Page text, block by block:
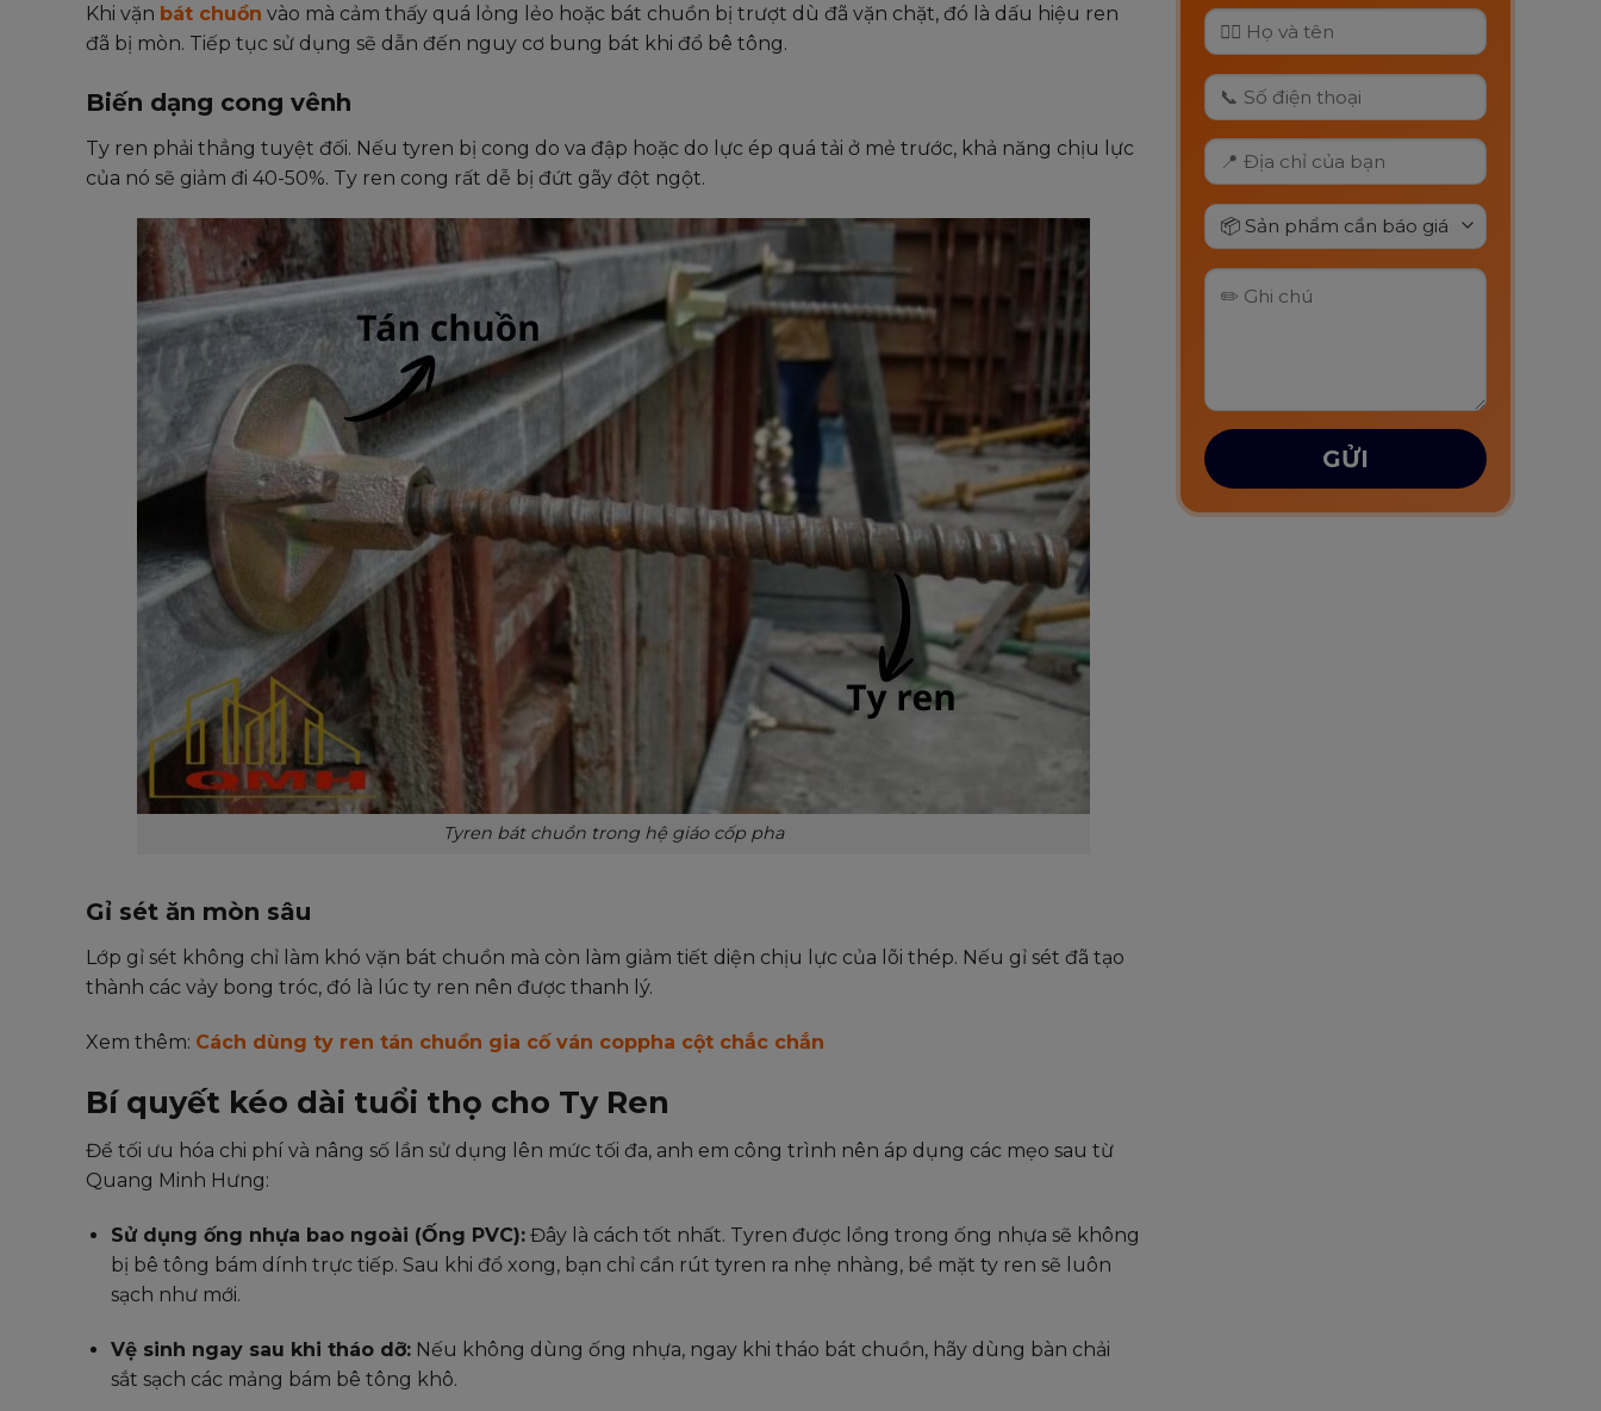
Khi vặn bát chuồn vào mà cảm thấy quá lỏng lẻo hoặc bát chuồn bị trượt dù đã vặn chặt, đó là dấu hiệu ren
đã bị mòn. Tiếp tục sử dụng sẽ dẫn đến nguy cơ bung bát khi đổ bê tông.
Biến dạng cong vênh
Ty ren phải thẳng tuyệt đối. Nếu tyren bị cong do va đập hoặc do lực ép quá tải ở mẻ trước, khả năng chịu lực
của nó sẽ giảm đi 40-50%. Ty ren cong rất dễ bị đứt gãy đột ngột.
Tyren bát chuồn trong hệ giáo cốp pha
Gỉ sét ăn mòn sâu
Lớp gỉ sét không chỉ làm khó vặn bát chuồn mà còn làm giảm tiết diện chịu lực của lõi thép. Nếu gỉ sét đã tạo
thành các vảy bong tróc, đó là lúc ty ren nên được thanh lý.
Xem thêm: Cách dùng ty ren tán chuồn gia cố ván coppha cột chắc chắn
Bí quyết kéo dài tuổi thọ cho Ty Ren
Để tối ưu hóa chi phí và nâng số lần sử dụng lên mức tối đa, anh em công trình nên áp dụng các mẹo sau từ
Quang Minh Hưng:
Sử dụng ống nhựa bao ngoài (Ống PVC):Đây là cách tốt nhất. Tyren được lồng trong ống nhựa sẽ không
bị bê tông bám dính trực tiếp. Sau khi đổ xong, bạn chỉ cần rút tyren ra nhẹ nhàng, bề mặt ty ren sẽ luôn
sạch như mới.
Vệ sinh ngay sau khi tháo dỡ:Nếu không dùng ống nhựa, ngay khi tháo bát chuồn, hãy dùng bàn chải
sắt sạch các mảng bám bê tông khô.